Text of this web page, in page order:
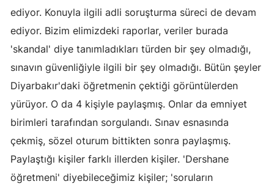
ediyor. Konuyla ilgili adli soruşturma süreci de devam
ediyor. Bizim elimizdeki raporlar, veriler burada
'skandal' diye tanımladıkları türden bir şey olmadığı,
sınavın güvenliğiyle ilgili bir şey olmadığı. Bütün şeyler
Diyarbakır'daki öğretmenin çektiği görüntülerden
yürüyor. O da 4 kişiyle paylaşmış. Onlar da emniyet
birimleri tarafından sorgulandı. Sınav esnasında
çekmiş, sözel oturum bittikten sonra paylaşmış.
Paylaştığı kişiler farklı illerden kişiler. 'Dershane
öğretmeni' diyebileceğimiz kişiler; 'soruların